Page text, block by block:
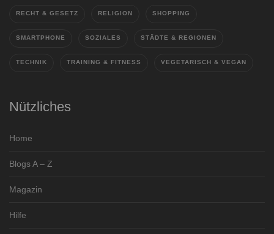
RECHT & GESETZ RELIGION SHOPPING
SMARTPHONE SOZIALES STÄDTE & REGIONEN
TECHNIK TRAINING & FITNESS VEGETARISCH & VEGAN
Nützliches
Home
Blogs A – Z
Magazin
Hilfe